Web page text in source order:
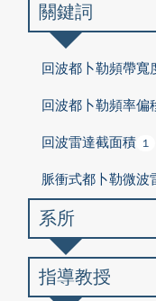
關鍵詞
回波都卜勒頻帶寬
回波都卜勒頻率偏
回波雷達截面積 1
脈衝式都卜勒微波
系所
指導教授